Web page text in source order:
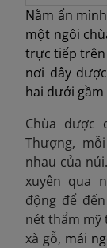
Nằm ẩn
một ngôi
trực tiếp trên
nơi đây
hai dưới
Chùa được
Thượng,
nhau của
xuyên qua
động để
nét thẩm mỹ
xà gỗ, mái